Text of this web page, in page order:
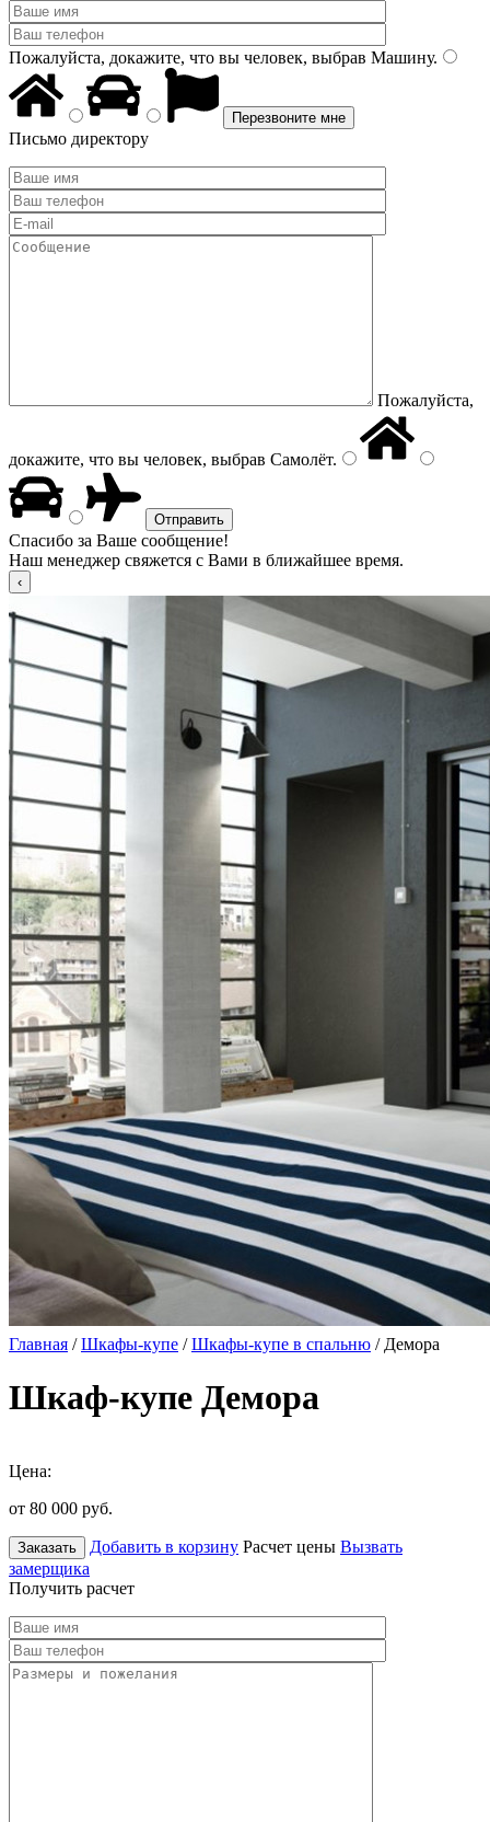
Пожалуйста, докажите, что вы человек, выбрав Машину.
Письмо директору
Пожалуйста,
докажите, что вы человек, выбрав Самолёт.
Спасибо за Ваше сообщение!
Наш менеджер свяжется с Вами в ближайшее время.
Главная /Шкафы-купе /Шкафы-купе в спальню / Демора
Шкаф-купе Демора
Цена:
от 80 000 руб.
Заказать Добавить в корзину Расчет цены Вызвать
замерщика
Получить расчет